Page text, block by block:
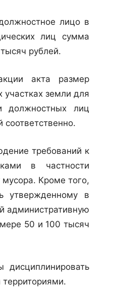
лицо в
лиц сумма
рублей.
акта размер
участках земли для
должностных лиц
требований к
в частности
Кроме того,
утвержденному в
административную
50 и 100 тысяч